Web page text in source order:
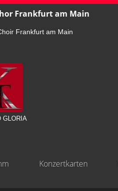
Frankfurt am Main
Frankfurt am Main
GLORIA
Konzertkarten